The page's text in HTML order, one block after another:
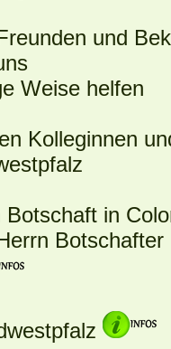
und
Weise helfen
Kolleginnen
in